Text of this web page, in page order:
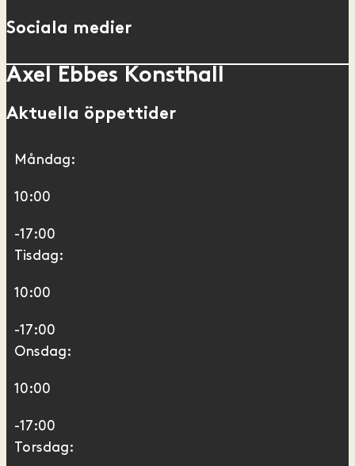
Sociala medier
Axel Ebbes Konsthall
Aktuella öppettider
Måndag:
10:00
-17:00
Tisdag:
10:00
-17:00
Onsdag:
10:00
-17:00
Torsdag: